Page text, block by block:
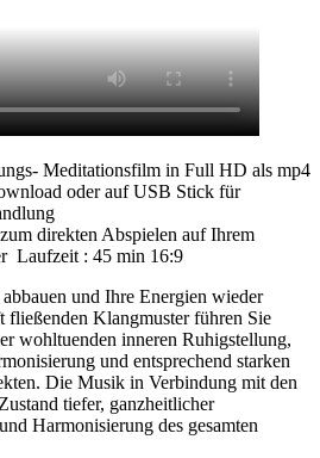
Meditationsfilm in Full HD als mp4
oder auf USB Stick für
direkten Abspielen auf Ihrem
Laufzeit : 45 min 16:9
und Ihre Energien wieder
fließenden Klangmuster führen Sie
wohltuenden inneren Ruhigstellung,
und entsprechend starken
Die Musik in Verbindung mit den
tiefer, ganzheitlicher
Harmonisierung des gesamten